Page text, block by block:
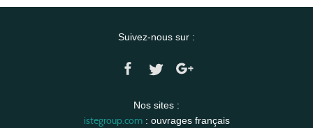
Suivez-nous sur :
Nos sites :
istegroup.com: ouvrages français